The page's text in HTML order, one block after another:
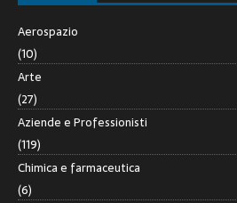
Aerospazio
(10)
Arte
(27)
Aziende e Professionisti
(119)
Chimica e farmaceutica
(6)